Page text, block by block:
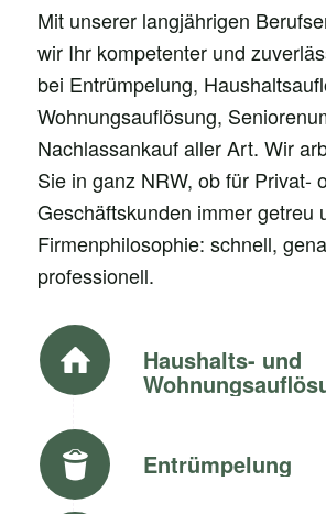
Mit unserer langjährigen
wir Ihr kompetenter und
bei Entrümpelung,
Wohnungsauflösung,
Nachlassankauf aller Art. Wir
Sie in ganz NRW, ob für Privat-
Geschäftskunden immer getreu
Firmenphilosophie: schnell,
professionell.
Haushalts- und
Entrümpelung